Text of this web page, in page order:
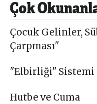
Çok
Çocuk Gelinler,
Çarpması"
"Elbirliği" Sistemi
Hutbe ve Cuma